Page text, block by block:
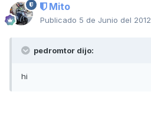
Mito
Publicado 5 de Junio del 2012
pedromtor dijo:
hi